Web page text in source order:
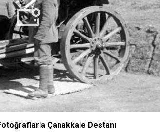
Çanakkale Destanı